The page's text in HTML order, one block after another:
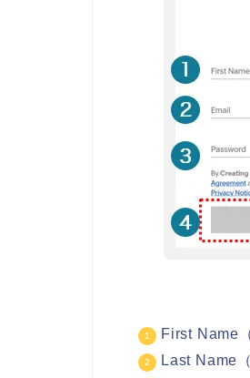
First Name
Last Name